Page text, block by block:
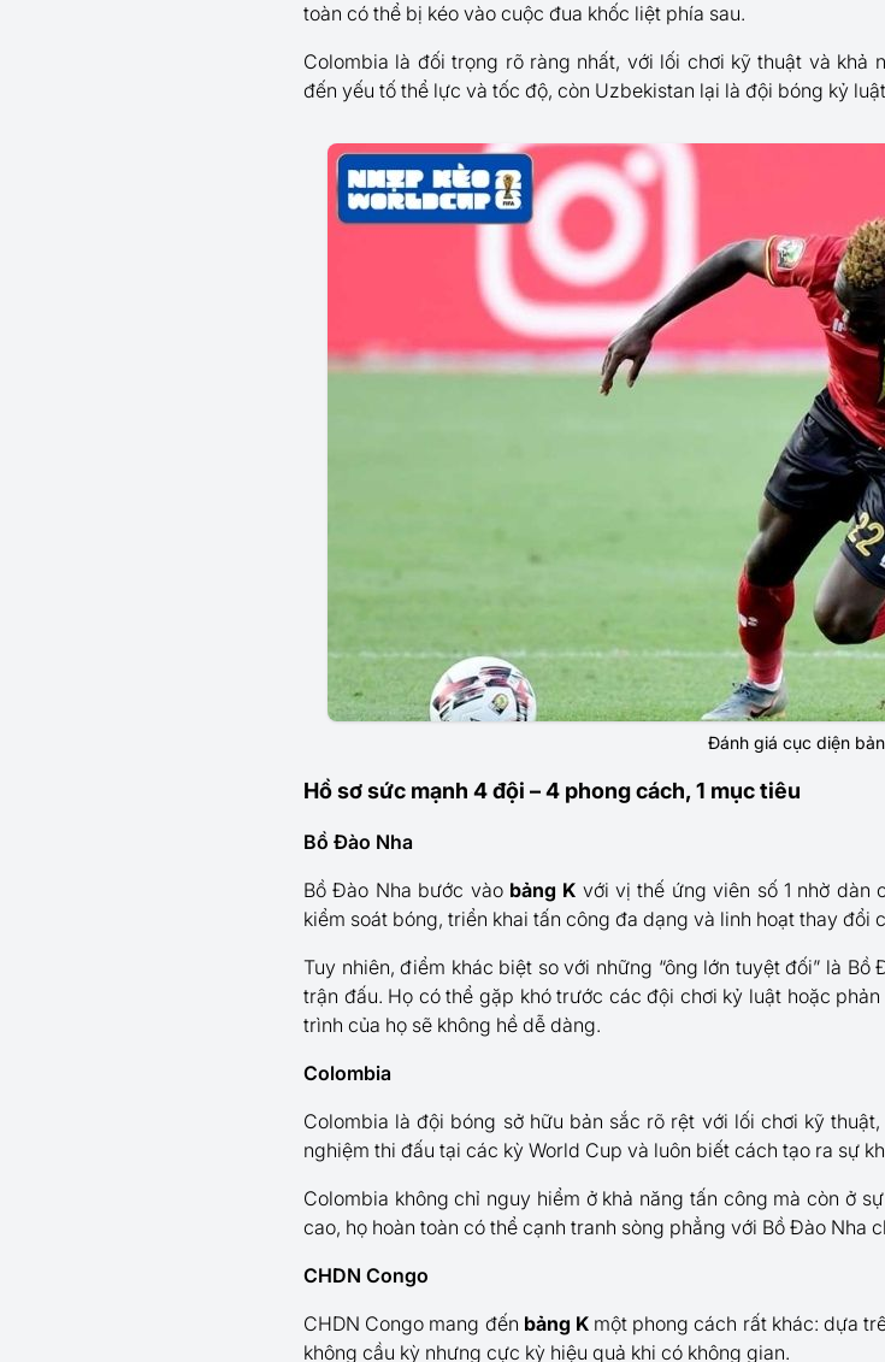
toàn có thể bị kéo vào cuộc đua khốc liệt phía sau.
Colombia là đối trọng rõ ràng nhất, với lối chơi kỹ thuật và khả
đến yếu tố thể lực và tốc độ, còn Uzbekistan lại là đội bóng kỷ
Đánh giá cục diện
Hồ sơ sức mạnh 4 đội – 4 phong cách, 1 mục tiêu
Bồ Đào Nha
Bồ Đào Nha bước vào bảng K với vị thế ứng viên số 1 nhờ dàn
kiểm soát bóng, triển khai tấn công đa dạng và linh hoạt thay đổi
Tuy nhiên, điểm khác biệt so với những “ông lớn tuyệt đối” là
trận đấu. Họ có thể gặp khó trước các đội chơi kỷ luật hoặc
trình của họ sẽ không hề dễ dàng.
Colombia
Colombia là đội bóng sở hữu bản sắc rõ rệt với lối chơi kỹ
nghiệm thi đấu tại các kỳ World Cup và luôn biết cách tạo ra sự
Colombia không chỉ nguy hiểm ở khả năng tấn công mà còn ở
cao, họ hoàn toàn có thể cạnh tranh sòng phẳng với Bồ Đào Nha
CHDN Congo
CHDN Congo mang đến bảng Kmột phong cách rất khác: dựa
không cầu kỳ nhưng cực kỳ hiệu quả khi có không gian.